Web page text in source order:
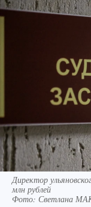
Директор
млн рублей
Фото: Светлана